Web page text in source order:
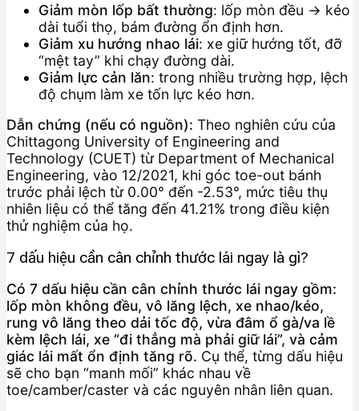
Giảm mòn lốp bất thường: lốp mòn đều → kéo
dài tuổi thọ, bám đường ổn định hơn.
Giảm xu hướng nhao lái: xe giữ hướng tốt, đỡ
“mệt tay” khi chạy đường dài.
Giảm lực cản lăn: trong nhiều trường hợp, lệch
độ chụm làm xe tốn lực kéo hơn.
Dẫn chứng (nếu có nguồn): Theo nghiên cứu của
Chittagong University of Engineering and
Technology (CUET) từ Department of Mechanical
Engineering, vào 12/2021, khi góc toe-out bánh
trước phải lệch từ 0.00° đến -2.53°, mức tiêu thụ
nhiên liệu có thể tăng đến 41.21% trong điều kiện
thử nghiệm của họ.
7 dấu hiệu cần cân chỉnh thước lái ngay là gì?
Có 7 dấu hiệu cần cân chỉnh thước lái ngay gồm:
lốp mòn không đều, vô lăng lệch, xe nhao/kéo,
rung vô lăng theo dải tốc độ, vừa đâm ổ gà/va lề
kèm lệch lái, xe “đi thẳng mà phải giữ lái”, và cảm
giác lái mất ổn định tăng rõ. Cụ thể, từng dấu hiệu
sẽ cho bạn “manh mối” khác nhau về
toe/camber/caster và các nguyên nhân liên quan.